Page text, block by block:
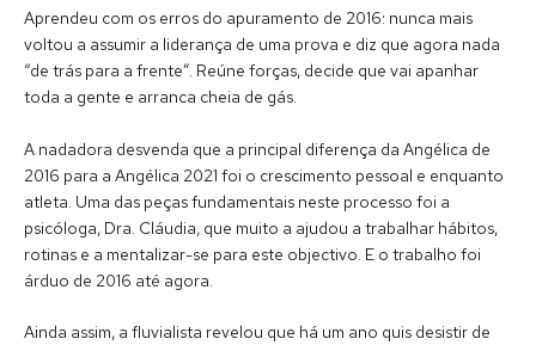
Aprendeu com os erros do apuramento de 2016: nunca mais
voltou a assumir a liderança de uma prova e diz que agora nada
“de trás para a frente”. Reúne forças, decide que vai apanhar
toda a gente e arranca cheia de gás.
A nadadora desvenda que a principal diferença da Angélica de
2016 para a Angélica 2021 foi o crescimento pessoal e enquanto
atleta. Uma das peças fundamentais neste processo foi a
psicóloga, Dra. Cláudia, que muito a ajudou a trabalhar hábitos,
rotinas e a mentalizar-se para este objectivo. E o trabalho foi
árduo de 2016 até agora.
Ainda assim, a fluvialista revelou que há um ano quis desistir de